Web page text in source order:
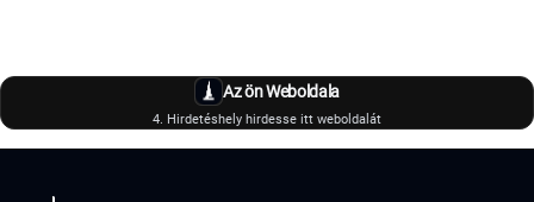
Az ön Weboldala
4. Hirdetéshely hirdesse itt weboldalát